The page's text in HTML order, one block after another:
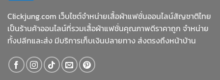
Clickjung.com เว็บไซต์จำหน่ายเสื้อผ้าแฟชั่นออนไลน์สัญชาติไทย
เป็นร้านค้าออนไลน์ที่รวมเสื้อผ้าแฟชั่นคุณภาพดีราคาถูก จำหน่าย
ทั้งปลีกและส่ง มีบริการเก็บเงินปลายทาง ส่งตรงถึงหน้าบ้าน